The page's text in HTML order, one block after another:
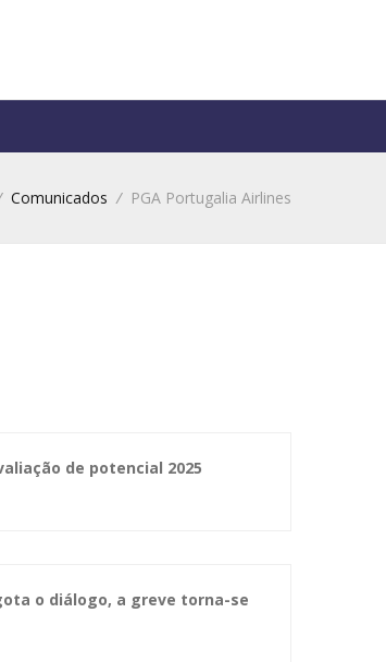
Comunicados /PGA Portugalia Airlines
de potencial 2025
o diálogo, a greve torna-se